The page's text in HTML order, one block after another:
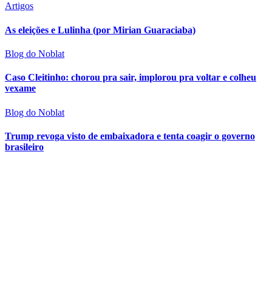
Artigos
As eleições e Lulinha (por Mirian Guaraciaba)
Blog do Noblat
Caso Cleitinho: chorou pra sair, implorou pra voltar e colheu
vexame
Blog do Noblat
Trump revoga visto de embaixadora e tenta coagir o governo
brasileiro